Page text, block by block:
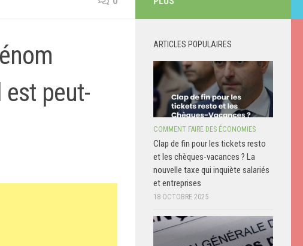
est peut-
ARTICLES POPULAIRES
COMMENT FAIRE DES ÉCONOMIES
Clap de fin pour les tickets resto
et les chèques-vacances ? La
nouvelle taxe qui inquiète salariés
et entreprises
18 OCTOBRE 2025